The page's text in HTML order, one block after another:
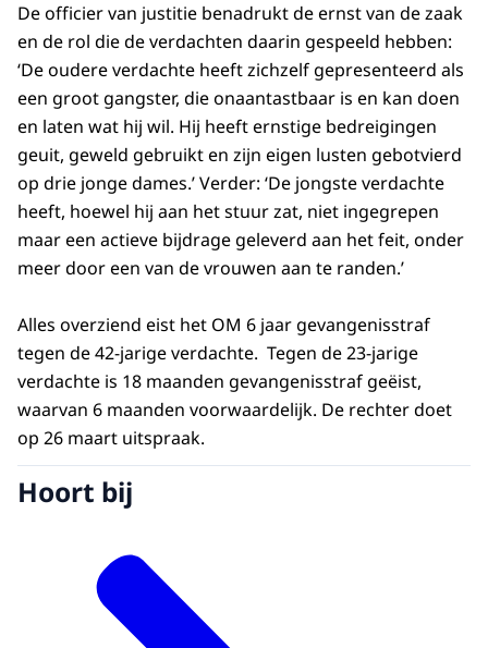
De officier van justitie benadrukt de ernst van de zaak
en de rol die de verdachten daarin gespeeld hebben:
‘De oudere verdachte heeft zichzelf gepresenteerd als
een groot gangster, die onaantastbaar is en kan doen
en laten wat hij wil. Hij heeft ernstige bedreigingen
geuit, geweld gebruikt en zijn eigen lusten gebotvierd
op drie jonge dames.’ Verder: ‘De jongste verdachte
heeft, hoewel hij aan het stuur zat, niet ingegrepen
maar een actieve bijdrage geleverd aan het feit, onder
meer door een van de vrouwen aan te randen.’
Alles overziend eist het OM 6 jaar gevangenisstraf
tegen de 42-jarige verdachte. Tegen de 23-jarige
verdachte is 18 maanden gevangenisstraf geëist,
waarvan 6 maanden voorwaardelijk. De rechter doet
op 26 maart uitspraak.
Hoort bij